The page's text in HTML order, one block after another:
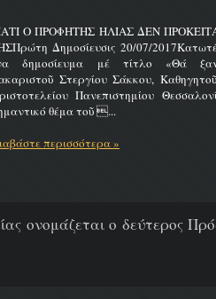
Ο ΠΡΟΦΗΤΗΣ ΗΛΙΑΣ ΔΕΝ
Δημοσίευσις 20/07/
δημοσίευμα μέ τίτλο «Θά
Στεργίου Σάκκου,
Πανεπιστημίου
θέμα τοῦ ...
περισσότερα »
ονομάζεται ο δεύτερος